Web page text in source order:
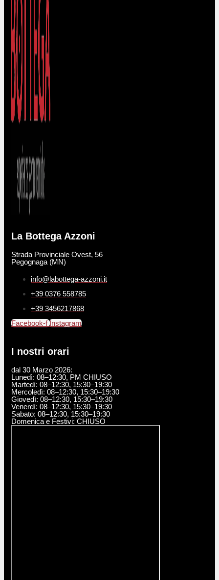
La Bottega Azzoni
Strada Provinciale Ovest, 56
Pegognaga (MN)
info@labottega-azzoni.it
+39 0376 558785
+39 3456217868
Facebook-f Instagram
I nostri orari
dal 30 Marzo 2026:
Lunedì: 08–12:30, PM CHIUSO
Martedì: 08–12:30, 15:30–19:30
Mercoledì: 08–12:30, 15:30–19:30
Giovedì: 08–12:30, 15:30–19:30
Venerdì: 08–12:30, 15:30–19:30
Sabato: 08–12:30, 15:30–19:30
Domenica e Festivi: CHIUSO